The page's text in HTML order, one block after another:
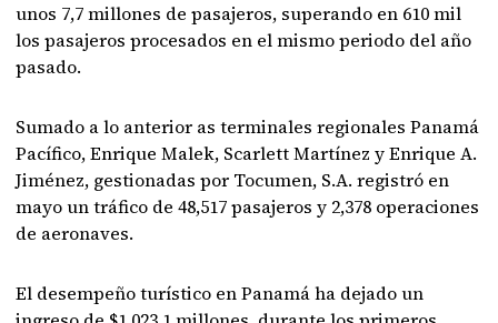
unos 7,7 millones de pasajeros, superando en 610 mil
los pasajeros procesados en el mismo periodo del año
pasado.
Sumado a lo anterior as terminales regionales Panamá
Pacífico, Enrique Malek, Scarlett Martínez y Enrique A.
Jiménez, gestionadas por Tocumen, S.A. registró en
mayo un tráfico de 48,517 pasajeros y 2,378 operaciones
de aeronaves.
El desempeño turístico en Panamá ha dejado un